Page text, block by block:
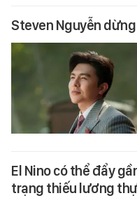
Steven Nguyễn
El Nino có thể đẩy
trạng thiếu lương